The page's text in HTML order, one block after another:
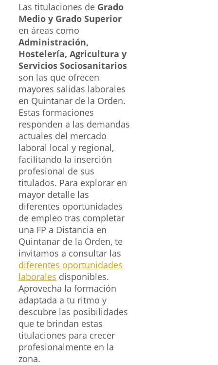
Las titulaciones de Grado
Medio y Grado Superior
en áreas como
Administración,
Hostelería, Agricultura y
Servicios Sociosanitarios
son las que ofrecen
mayores salidas laborales
en Quintanar de la Orden.
Estas formaciones
responden a las demandas
actuales del mercado
laboral local y regional,
facilitando la inserción
profesional de sus
titulados. Para explorar en
mayor detalle las
diferentes oportunidades
de empleo tras completar
una FP a Distancia en
Quintanar de la Orden, te
invitamos a consultar las
diferentes oportunidades
laborales disponibles.
Aprovecha la formación
adaptada a tu ritmo y
descubre las posibilidades
que te brindan estas
titulaciones para crecer
profesionalmente en la
zona.